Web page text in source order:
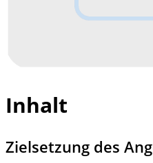
Inhalt
Zielsetzung des